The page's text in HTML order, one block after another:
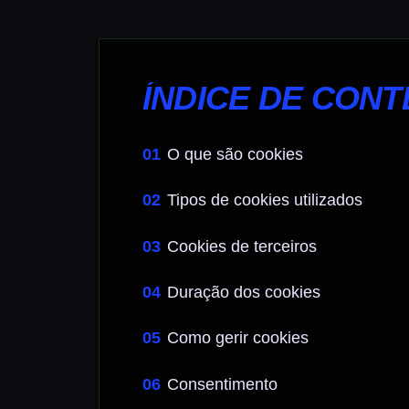
ÍNDICE DE
O que são cookies
Tipos de cookies utilizados
Cookies de terceiros
Duração dos cookies
Como gerir cookies
Consentimento